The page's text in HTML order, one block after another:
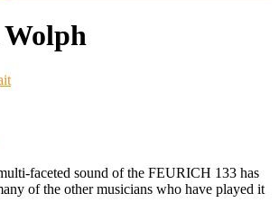
faceted sound of the FEURICH 133 has
of the other musicians who have played it